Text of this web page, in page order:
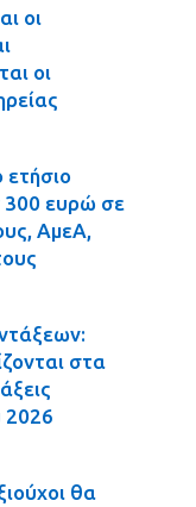
οι
οι
300 ευρώ σε
ΑμεΑ,
στα
2026
θα